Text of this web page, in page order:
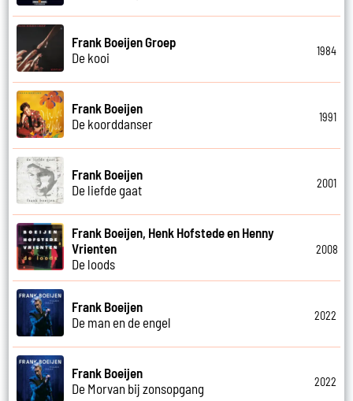
Frank Boeijen Groep
De kooi
1984
Frank Boeijen
De koorddanser
1991
Frank Boeijen
De liefde gaat
2001
Frank Boeijen, Henk Hofstede en Henny
Vrienten
De loods
2008
Frank Boeijen
De man en de engel
2022
Frank Boeijen
De Morvan bij zonsopgang
2022